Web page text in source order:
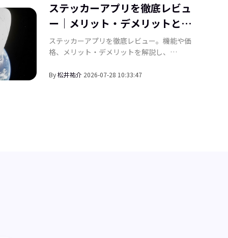
消す方法｜AIで不要な
2026年版】
ステッカーアプリを徹底レビュ
ー｜メリット・デメリットとお
すすめの代替サービスを紹介
ステッカーアプリを徹底レビュー。機能や価
格、メリット・デメリットを解説し、
なステッカー作成ソリューションを紹介しま
By松井祐介 2026-07-28 10:33:47